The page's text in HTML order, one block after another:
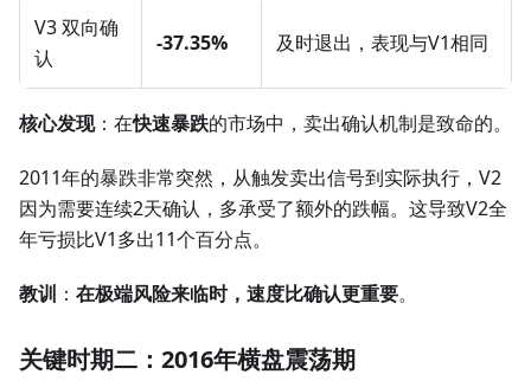
V3 双向确
认
-37.35% 及时退出，表现与V1相同
核心发现：在快速暴跌的市场中，卖出确认机制是致命的。
2011年的暴跌非常突然，从触发卖出信号到实际执行，V2
因为需要连续2天确认，多承受了额外的跌幅。这导致V2全
年亏损比V1多出11个百分点。
教训 ： 在极端风险来临时，速度比确认更重要。
关键时期二：2016年横盘震荡期